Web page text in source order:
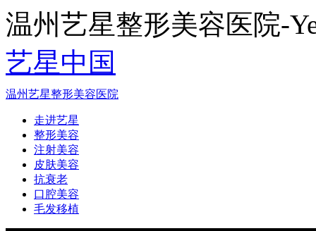
温州艺星整形美容医院-
艺星中国
温州艺星整形美容医院
走进艺星
整形美容
注射美容
皮肤美容
抗衰老
口腔美容
毛发移植